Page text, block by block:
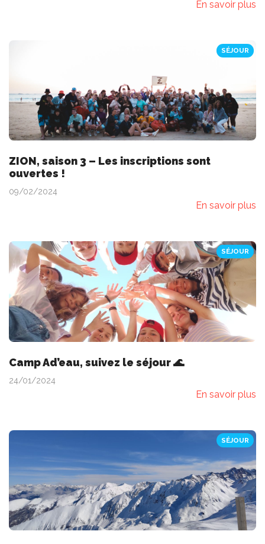
En savoir plus
SÉJOUR
ZION, saison 3 – Les inscriptions sont
ouvertes !
09/02/2024
En savoir plus
SÉJOUR
Camp Ad’eau, suivez le séjour 🌊
24/01/2024
En savoir plus
SÉJOUR